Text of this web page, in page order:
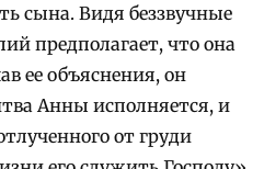
сына. Видя беззвучные
предполагает, что она
ее объяснения, он
Анны исполняется, и
от груди